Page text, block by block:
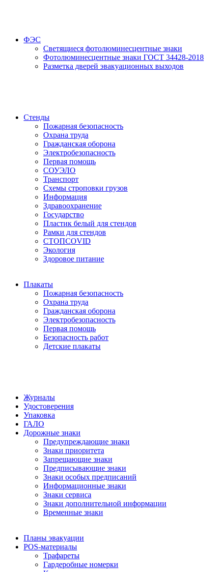
ФЭС
Светящиеся фотолюминесцентные знаки
Фотолюминесцентные знаки ГОСТ 34428-2018
Разметка дверей эвакуационных выходов
Стенды
Пожарная безопасность
Охрана труда
Гражданская оборона
Электробезопасность
Первая помощь
СОУЭЛО
Транспорт
Схемы строповки грузов
Информация
Здравоохранение
Государство
Пластик белый для стендов
Рамки для стендов
СТОПCOVID
Экология
Здоровое питание
Плакаты
Пожарная безопасность
Охрана труда
Гражданская оборона
Электробезопасность
Первая помощь
Безопасность работ
Детские плакаты
Журналы
Удостоверения
Упаковка
ГАЛО
Дорожные знаки
Предупреждающие знаки
Знаки приоритета
Запрещающие знаки
Предписывающие знаки
Знаки особых предписаний
Информационные знаки
Знаки сервиса
Знаки дополнительной информации
Временные знаки
Планы эвакуации
POS-материалы
Трафареты
Гардеробные номерки